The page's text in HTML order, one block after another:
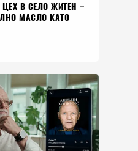
В СЕЛО ЖИТЕН –
МАСЛО КАТО